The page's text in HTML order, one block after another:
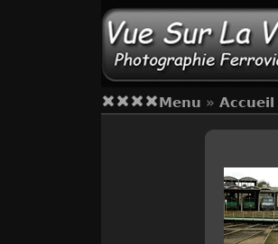
Menu » Accueil